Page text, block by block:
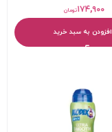
تومان۱۷۴,۹۰۰
افزودن به سبد خرید